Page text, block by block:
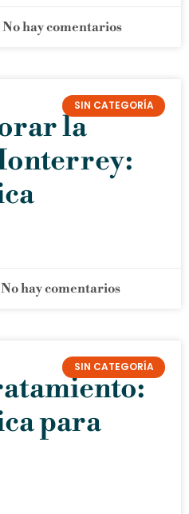
No hay comentarios
SIN CATEGORÍA
la
No hay comentarios
SIN CATEGORÍA
para